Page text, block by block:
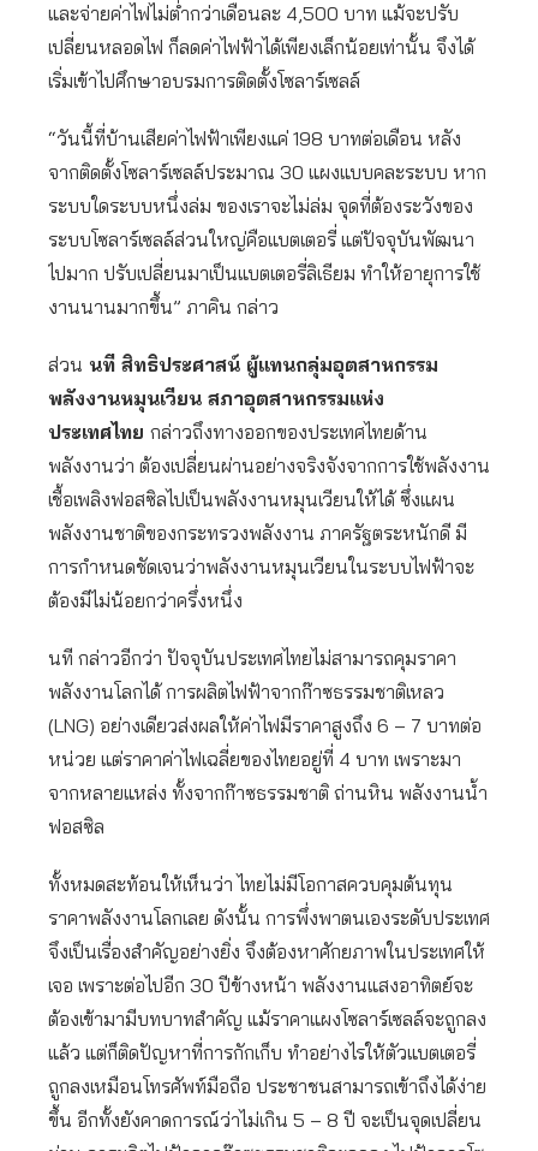
และจ่ายค่าไฟไม่ต่ำกว่าเดือนละ 4,500 บาท แม้จะปรับ
เปลี่ยนหลอดไฟ ก็ลดค่าไฟฟ้าได้เพียงเล็กน้อยเท่านั้น จึงได้
เริ่มเข้าไปศึกษาอบรมการติดตั้งโซลาร์เซลล์
“วันนี้ที่บ้านเสียค่าไฟฟ้าเพียงแค่ 198 บาทต่อเดือน หลัง
จากติดตั้งโซลาร์เซลล์ประมาณ 30 แผงแบบคละระบบ หาก
ระบบใดระบบหนึ่งล่ม ของเราจะไม่ล่ม จุดที่ต้องระวังของ
ระบบโซลาร์เซลล์ส่วนใหญ่คือแบตเตอรี่ แต่ปัจจุบันพัฒนา
ไปมาก ปรับเปลี่ยนมาเป็นแบตเตอรี่ลิเธียม ทำให้อายุการใช้
งานนานมากขึ้น” ภาคิน กล่าว
ส่วน นที สิทธิประศาสน์ ผู้แทนกลุ่มอุตสาหกรรม
พลังงานหมุนเวียน สภาอุตสาหกรรมแห่ง
ประเทศไทย กล่าวถึงทางออกของประเทศไทยด้าน
พลังงานว่า ต้องเปลี่ยนผ่านอย่างจริงจังจากการใช้พลังงาน
เชื้อเพลิงฟอสซิลไปเป็นพลังงานหมุนเวียนให้ได้ ซึ่งแผน
พลังงานชาติของกระทรวงพลังงาน ภาครัฐตระหนักดี มี
การกำหนดชัดเจนว่าพลังงานหมุนเวียนในระบบไฟฟ้าจะ
ต้องมีไม่น้อยกว่าครึ่งหนึ่ง
นที กล่าวอีกว่า ปัจจุบันประเทศไทยไม่สามารถคุมราคา
พลังงานโลกได้ การผลิตไฟฟ้าจากก๊าซธรรมชาติเหลว
(LNG) อย่างเดียวส่งผลให้ค่าไฟมีราคาสูงถึง 6 – 7 บาทต่อ
หน่วย แต่ราคาค่าไฟเฉลี่ยของไทยอยู่ที่ 4 บาท เพราะมา
จากหลายแหล่ง ทั้งจากก๊าซธรรมชาติ ถ่านหิน พลังงานน้ำ
ฟอสซิล
ทั้งหมดสะท้อนให้เห็นว่า ไทยไม่มีโอกาสควบคุมต้นทุน
ราคาพลังงานโลกเลย ดังนั้น การพึ่งพาตนเองระดับประเทศ
จึงเป็นเรื่องสำคัญอย่างยิ่ง จึงต้องหาศักยภาพในประเทศให้
เจอ เพราะต่อไปอีก 30 ปีข้างหน้า พลังงานแสงอาทิตย์จะ
ต้องเข้ามามีบทบาทสำคัญ แม้ราคาแผงโซลาร์เซลล์จะถูกลง
แล้ว แต่ก็ติดปัญหาที่การกักเก็บ ทำอย่างไรให้ตัวแบตเตอรี่
ถูกลงเหมือนโทรศัพท์มือถือ ประชาชนสามารถเข้าถึงได้ง่าย
ขึ้น อีกทั้งยังคาดการณ์ว่าไม่เกิน 5 – 8 ปี จะเป็นจุดเปลี่ยน